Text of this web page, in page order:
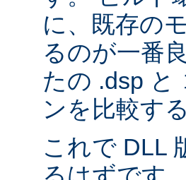
に、既存の
るのが一番
たの .dsp と
ンを比較す
これで DLL